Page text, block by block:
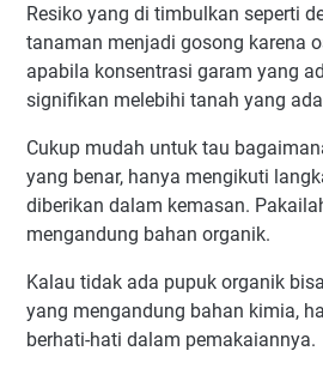
Resiko yang di timbulkan seperti
tanaman menjadi gosong karena
apabila konsentrasi garam yang
signifikan melebihi tanah yang
Cukup mudah untuk tau
yang benar, hanya mengikuti
diberikan dalam kemasan.
mengandung bahan organik.
Kalau tidak ada pupuk organik
yang mengandung bahan kimia,
berhati-hati dalam pemakaiannya.